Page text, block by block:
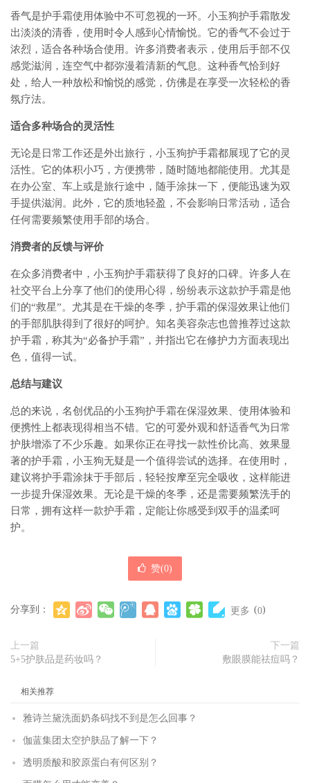
香气是护手霜使用体验中不可忽视的一环。小玉狗护手霜散发
出淡淡的清香，使用时令人感到心情愉悦。它的香气不会过于
浓烈，适合各种场合使用。许多消费者表示，使用后手部不仅
感觉滋润，连空气中都弥漫着清新的气息。这种香气恰到好
处，给人一种放松和愉悦的感觉，仿佛是在享受一次轻松的香
氛疗法。
适合多种场合的灵活性
无论是日常工作还是外出旅行，小玉狗护手霜都展现了它的灵
活性。它的体积小巧，方便携带，随时随地都能使用。尤其是
在办公室、车上或是旅行途中，随手涂抹一下，便能迅速为双
手提供滋润。此外，它的质地轻盈，不会影响日常活动，适合
任何需要频繁使用手部的场合。
消费者的反馈与评价
在众多消费者中，小玉狗护手霜获得了良好的口碑。许多人在
社交平台上分享了他们的使用心得，纷纷表示这款护手霜是他
们的“救星”。尤其是在干燥的冬季，护手霜的保湿效果让他们
的手部肌肤得到了很好的呵护。知名美容杂志也曾推荐过这款
护手霜，称其为“必备护手霜”，并指出它在修护力方面表现出
色，值得一试。
总结与建议
总的来说，名创优品的小玉狗护手霜在保湿效果、使用体验和
便携性上都表现得相当不错。它的可爱外观和舒适香气为日常
护肤增添了不少乐趣。如果你正在寻找一款性价比高、效果显
著的护手霜，小玉狗无疑是一个值得尝试的选择。在使用时，
建议将护手霜涂抹于手部后，轻轻按摩至完全吸收，这样能进
一步提升保湿效果。无论是干燥的冬季，还是需要频繁洗手的
日常，拥有这样一款护手霜，定能让你感受到双手的温柔呵
护。
赞(0)
分享到： 更多 (0)
上一篇
5+5护肤品是药妆吗？
下一篇
敷眼膜能祛痘吗？
相关推荐
雅诗兰黛洗面奶条码找不到是怎么回事？
伽蓝集团太空护肤品了解一下？
透明质酸和胶原蛋白有何区别？